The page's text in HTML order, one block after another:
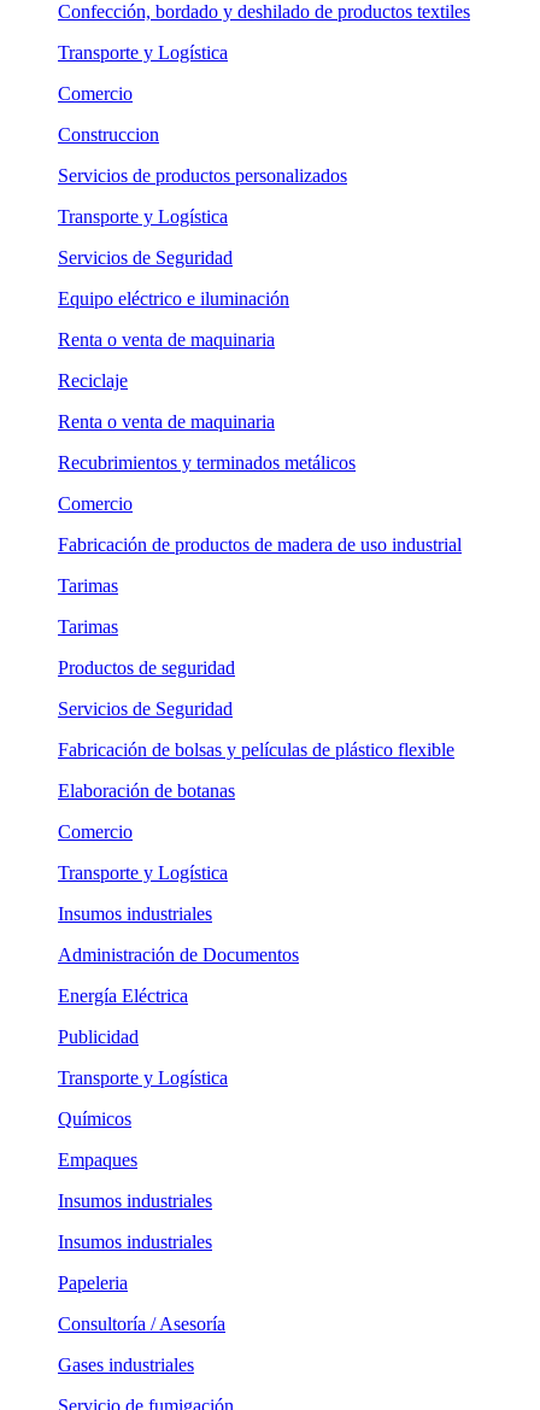
Confección, bordado y deshilado de productos textiles
Transporte y Logística
Comercio
Construccion
Servicios de productos personalizados
Transporte y Logística
Servicios de Seguridad
Equipo eléctrico e iluminación
Renta o venta de maquinaria
Reciclaje
Renta o venta de maquinaria
Recubrimientos y terminados metálicos
Comercio
Fabricación de productos de madera de uso industrial
Tarimas
Tarimas
Productos de seguridad
Servicios de Seguridad
Fabricación de bolsas y películas de plástico flexible
Elaboración de botanas
Comercio
Transporte y Logística
Insumos industriales
Administración de Documentos
Energía Eléctrica
Publicidad
Transporte y Logística
Químicos
Empaques
Insumos industriales
Insumos industriales
Papeleria
Consultoría / Asesoría
Gases industriales
Servicio de fumigación